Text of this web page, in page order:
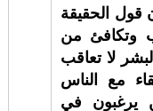
قول الحقيقة
وتكافئ من
لا تعاقب
مع الناس
يرغبون في